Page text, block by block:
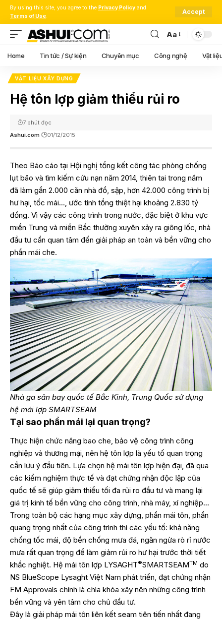
By using this site, you agree to the Privacy Policy and
Terms of Use.
Accept
Font
Resizer
Aa
Home Tin tức / Sự kiện Chuyên mục Công nghệ Vật
VẬT LIỆU XÂY DỰNG
Hệ tôn lợp giảm thiểu rủi ro
Ashui.com 01/12/2015
7 phút đọc
Theo Báo cáo tại Hội nghị tổng kết công tác phòng chống
lụt bão và tìm kiếm cứu nạn năm 2014, thiên tai trong năm
đã làm gần 2.000 căn nhà đổ, sập, hơn 42.000 công trình bị
hư hại, tốc mái…, ước tính tổng thiệt hại khoảng 2.830 tỷ
đồng. Vì vậy các công trình trong nước, đặc biệt ở khu vực
miền Trung và miền Bắc thường xuyên xảy ra giông lốc, nhà
đầu tư cần quan tâm đến giải pháp an toàn và bền vững cho
phần mái che.
Nhà ga sân bay quốc tế Bắc Kinh, Trung Quốc sử dụng
hệ mái lợp SMARTSEAM
Tại sao phần mái lại quan trọng?
Thực hiện chức năng bao che, bảo vệ công trình công
nghiệp và thương mại, nên hệ tôn lợp là yếu tố quan trọng
cần lưu ý đầu tiên. Lựa chọn hệ mái tôn lợp hiện đại, đã qua
các kiểm nghiệm thực tế và đạt chứng nhận độc lập của
quốc tế sẽ giúp giảm thiểu tối đa rủi ro đầu tư và mang lại
giá trị kinh tế bền vững cho công trình, nhà máy, xí nghiệp…
Trong toàn bộ các hạng mục xây dựng, phần mái tôn, phần
quang trọng nhất của công trình thì các yếu tố: khả năng
chống tốc mái, độ bền chống mưa đá, ngăn ngừa rò rỉ nước
mưa rất quan trọng để làm giảm rủi ro hư hại trước thời tiết
khắc nghiệt. Hệ mái tôn lợp LYSAGHT®SMARTSEAMTM do
NS BlueScope Lysaght Việt Nam phát triển, đạt chứng nhận
FM Approvals chính là chìa khóa xây nên những công trình
bền vững và yên tâm cho chủ đầu tư.
Đây là giải pháp mái tôn liên kết seam tiên tiến nhất đang